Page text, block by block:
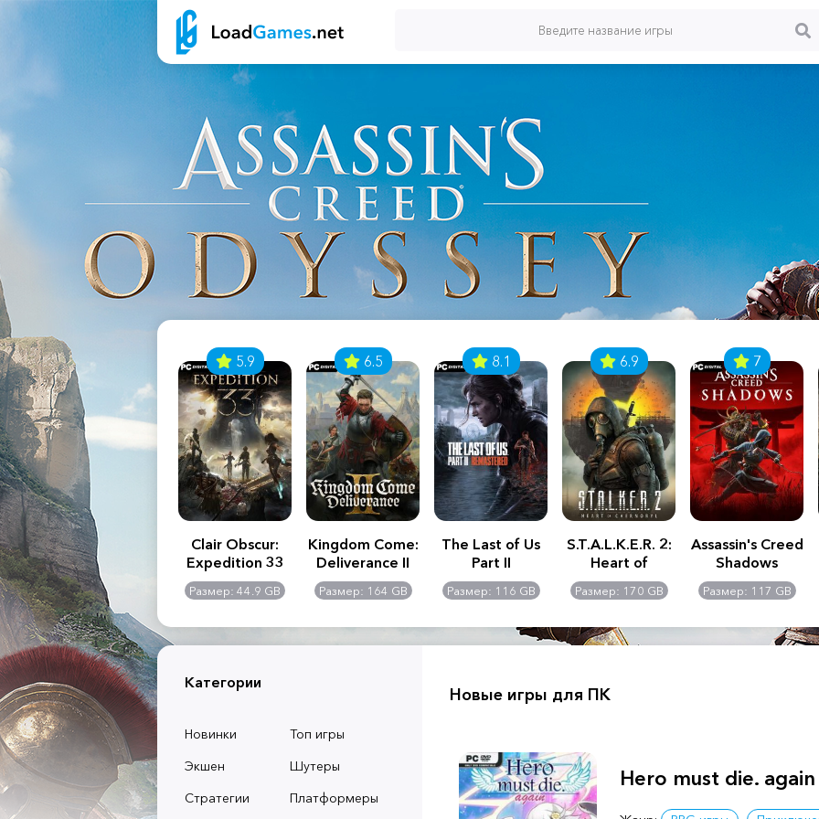
2:
-
GB
Assassin's Creed
Shadows
Размер: 117 GB
5.9
Clair Obscur:
Expedition 33
Размер: 44.9 GB
6.5
Kingdom Come:
Deliverance II
Размер: 164 GB
8.1
The Last of Us
Part II
Remastered
Размер: 116 GB
6.9
S.T.A.L.K.E.R. 2:
Heart of
Chernobyl -
Ultimate Edition
Размер: 170 GB
7
Assassin's Creed
Shadows
Размер: 117 GB
Категории
Новинки
Топ игры
Экшен
Шутеры
Стратегии
Платформеры
Новые игры для ПК
Hero must die. again